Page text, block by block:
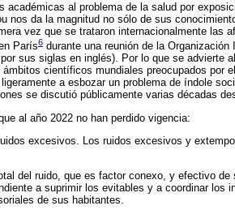
al problema de la salud por
nos da la magnitud no sólo de sus
vez que se trataron internacionalmente las
París6 durante una reunión de la Organización
sus siglas en inglés). Por lo que se advierte
científicos mundiales preocupados por
a esbozar un problema de índole
se discutió públicamente varias décadas
al año 2022 no han perdido vigencia:
excesivos. Los ruidos excesivos y
del ruido, que es factor conexo, y efectivo de
a suprimir los evitables y a coordinar los
de sus habitantes.